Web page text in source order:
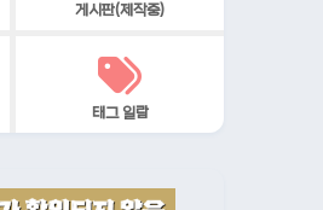
게시판(제작중)
태그 일람